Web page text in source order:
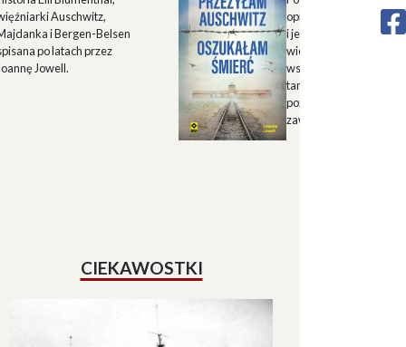
Auschwitz,
i Bergen-Belsen
po latach przez
Jowell.
opisu historii Górnego
i jego mieszkańców w
wieku oraz zapisu
wspomnień
tamtych terenów, które
pozwalają lepiej
zawiłe koleje losu
CIEKAWOSTKI